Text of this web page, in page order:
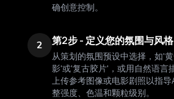
确创意控制。
2 第2步 - 定义您的氛围与风格
从策划的氛围预设中选择，如'
影'或'复古胶片'，或用自然语言
上传参考图像或电影剧照以指
整强度、色温和颗粒级别。